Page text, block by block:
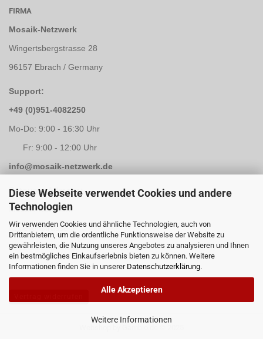
Diese Webseite verwendet Cookies und andere
Technologien
Wir verwenden Cookies und ähnliche Technologien, auch von
Drittanbietern, um die ordentliche Funktionsweise der Website zu
gewährleisten, die Nutzung unseres Angebotes zu analysieren und Ihnen
ein bestmögliches Einkaufserlebnis bieten zu können. Weitere
Informationen finden Sie in unserer Datenschutzerklärung.
Alle Akzeptieren
Weitere Informationen
FIRMA
Mosaik-Netzwerk
Wingertsbergstrasse 28
96157 Ebrach / Germany
Support:
+49 (0)951-4082250
Mo-Do: 9:00 - 16:30 Uhr
Fr: 9:00 - 12:00 Uhr
info@mosaik-netzwerk.de
Retouren Adresse:
Mosaik-Netzwerk
Kapellenstrasse 3
96117 Memmelsdorf / Lichteneiche